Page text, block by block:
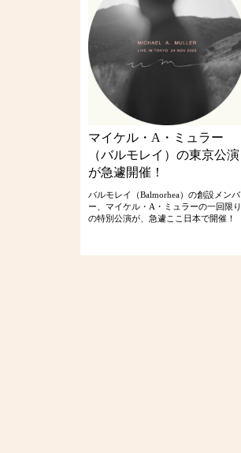
マイケル・A・ミュラー
（バルモレイ）の東京公演
が急遽開催！
バルモレイ（Balmorhea）の創設メンバ
ー、マイケル・A・ミュラーの一回限り
の特別公演が、急遽ここ日本で開催！